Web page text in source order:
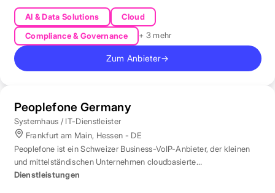
AI & Data Solutions
Cloud
Compliance & Governance
+ 3 mehr
Zum Anbieter→
Peoplefone Germany
Systemhaus / IT-Dienstleister
Frankfurt am Main, Hessen - DE
Peoplefone ist ein Schweizer Business-VoIP-Anbieter, der kleinen
und mittelständischen Unternehmen cloudbasierte
Telefonielösungen bietet.
Dienstleistungen